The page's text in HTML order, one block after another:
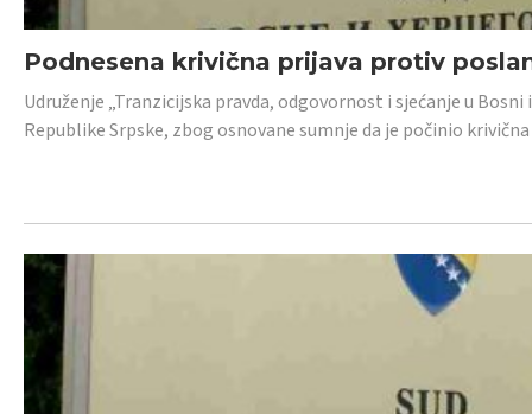
Podnesena krivična prijava protiv
Udruženje „Tranzicijska pravda, odgovornost i sjećanje u
Republike Srpske, zbog osnovane sumnje da je počinio